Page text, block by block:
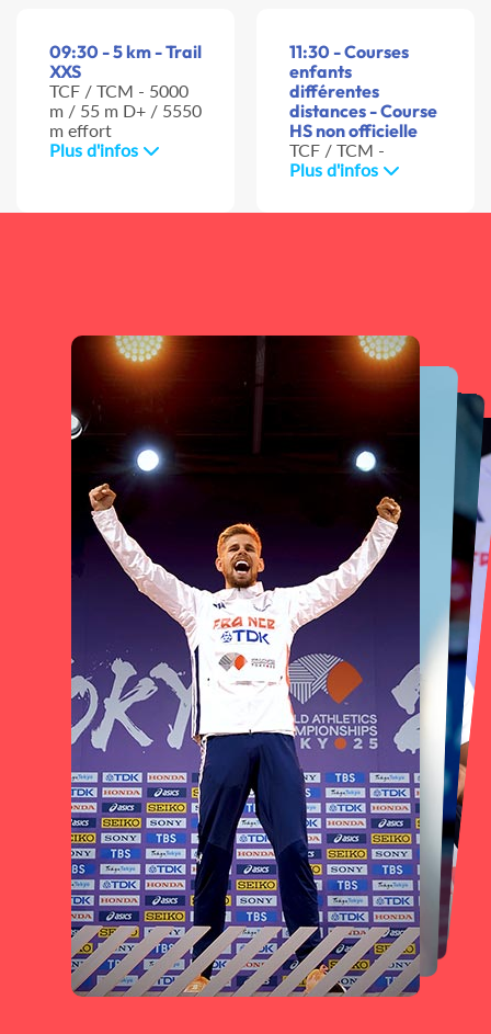
09:30 - 5 km - Trail
XXS
TCF / TCM - 5000
m / 55 m D+ / 5550
m effort
Plus d'infos
11:30 - Courses
enfants
différentes
distances - Course
HS non officielle
TCF / TCM -
Plus d'infos